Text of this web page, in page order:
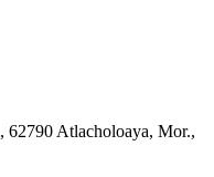
62790 Atlacholoaya, Mor.,